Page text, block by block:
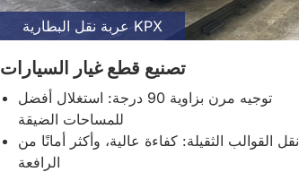
عربة نقل البطارية KPX
تصنيع قطع غيار السيارات
توجيه مرن بزاوية 90 درجة: استغلال أفضل
للمساحات الضيقة
نقل القوالب الثقيلة: كفاءة عالية، وأكثر أمانًا من
الرافعة